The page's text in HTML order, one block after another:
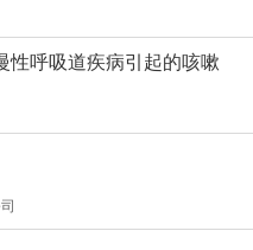
性呼吸道疾病引起的咳嗽